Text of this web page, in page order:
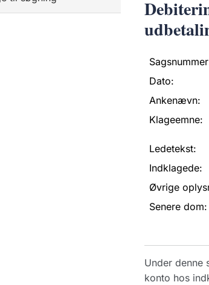
Dato:
Ankenævn:
Klageemne:
Ledetekst:
Indklagede:
Øvrige
Senere dom:
Under denne
konto hos